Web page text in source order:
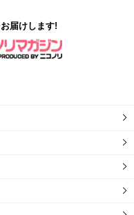
届けします!